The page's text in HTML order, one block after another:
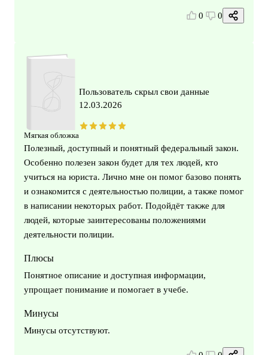
0 0
Мягкая обложка
Пользователь скрыл свои данные
12.03.2026
Полезный, доступный и понятный федеральный закон.
Особенно полезен закон будет для тех людей, кто
учиться на юриста. Лично мне он помог базово понять
и ознакомится с деятельностью полиции, а также помог
в написании некоторых работ. Подойдёт также для
людей, которые заинтересованы положениями
деятельности полиции.
Плюсы
Понятное описание и доступная информации,
упрощает понимание и помогает в учебе.
Минусы
Минусы отсутствуют.